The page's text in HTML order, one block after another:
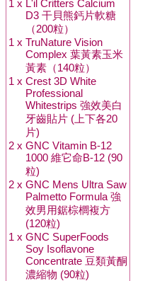
1 x L'il Critters Calcium
D3 干貝熊鈣片軟糖
（200粒）
1 x TruNature Vision
Complex 葉黃素玉米
黃素（140粒）
1 x Crest 3D White
Professional
Whitestrips 強效美白
牙齒貼片 (上下各20
片)
2 x GNC Vitamin B-12
1000 維它命B-12 (90
粒)
2 x GNC Mens Ultra Saw
Palmetto Formula 強
效男用鋸棕櫚複方
(120粒)
1 x GNC SuperFoods
Soy Isoflavone
Concentrate 豆類黃酮
濃縮物 (90粒)